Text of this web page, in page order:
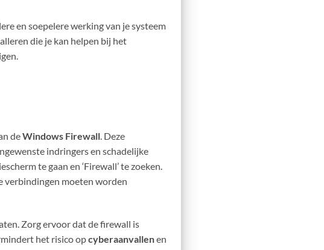
en soepelere werking van je systeem
die je kan helpen bij het
deWindows Firewall. Deze
indringers en schadelijke
te gaan en ‘Firewall’ te zoeken.
verbindingen moeten worden
Zorg ervoor dat de firewall is
het risico opcyberaanvallenen